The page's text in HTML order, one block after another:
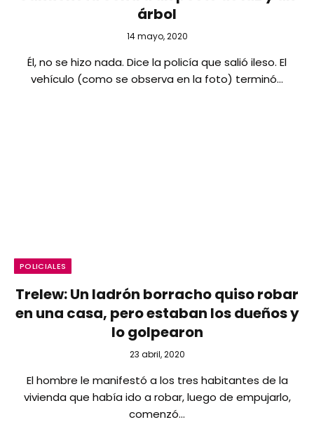
árbol
14 mayo, 2020
Él, no se hizo nada. Dice la policía que salió ileso. El
vehículo (como se observa en la foto) terminó…
POLICIALES
Trelew: Un ladrón borracho quiso robar
en una casa, pero estaban los dueños y
lo golpearon
23 abril, 2020
El hombre le manifestó a los tres habitantes de la
vivienda que había ido a robar, luego de empujarlo,
comenzó…